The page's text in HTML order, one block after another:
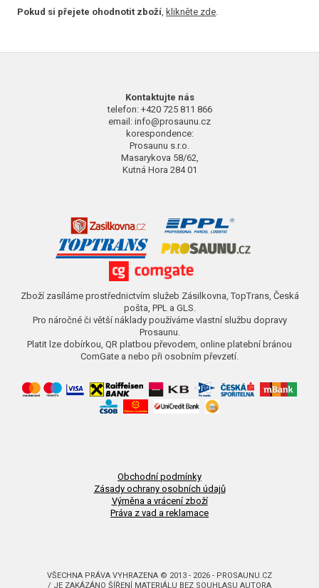
Pokud si přejete ohodnotit zboží, klikněte zde.
Kontaktujte nás
telefon: +420 725 811 866
email: info@prosaunu.cz
korespondence:
Prosaunu s.r.o.
Masarykova 58/62,
Kutná Hora 284 01
Zboží zasíláme prostřednictvím služeb Zásilkovna, TopTrans, Česká
pošta, PPL a GLS.
Pro náročné či větší náklady používáme vlastní službu dopravy
Prosaunu.
Platit lze dobírkou, QR platbou převodem, online platební bránou
ComGate a nebo při osobním převzetí.
Obchodní podmínky
Zásady ochrany osobních údajů
Výměna a vrácení zboží
Práva z vad a reklamace
VŠECHNA PRÁVA VYHRAZENA © 2013 - 2026 - PROSAUNU.CZ
/ JE ZAKÁZÁNO ŠÍŘENÍ MATERIÁLU BEZ SOUHLASU AUTORA